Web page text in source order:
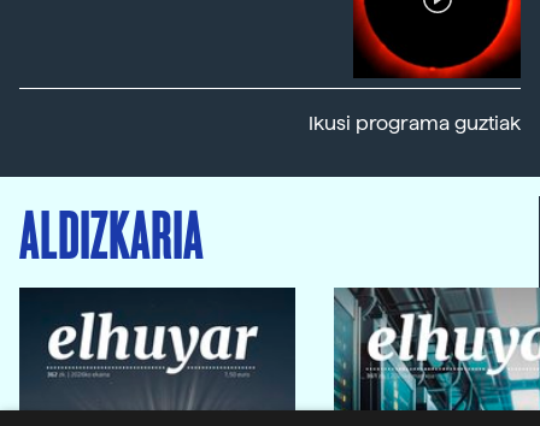
Ikusi programa guztiak
ALDIZKARIA